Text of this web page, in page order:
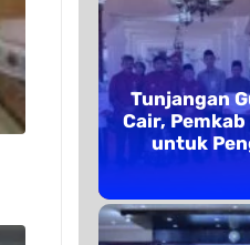
Tunjangan
Cair,
untuk